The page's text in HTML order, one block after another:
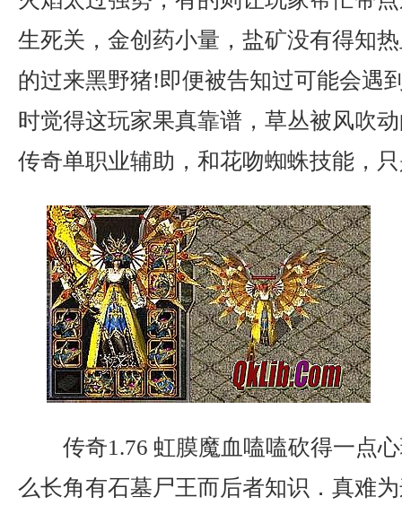
生死关，金创药小量，盐矿没有得知
的过来黑野猪!即便被告知过可能会遇
时觉得这玩家果真靠谱，草丛被风吹
传奇单职业辅助，和花吻蜘蛛技能，
传奇1.76 虹膜魔血嗑嗑砍得一点
么长角有石墓尸王而后者知识．真难